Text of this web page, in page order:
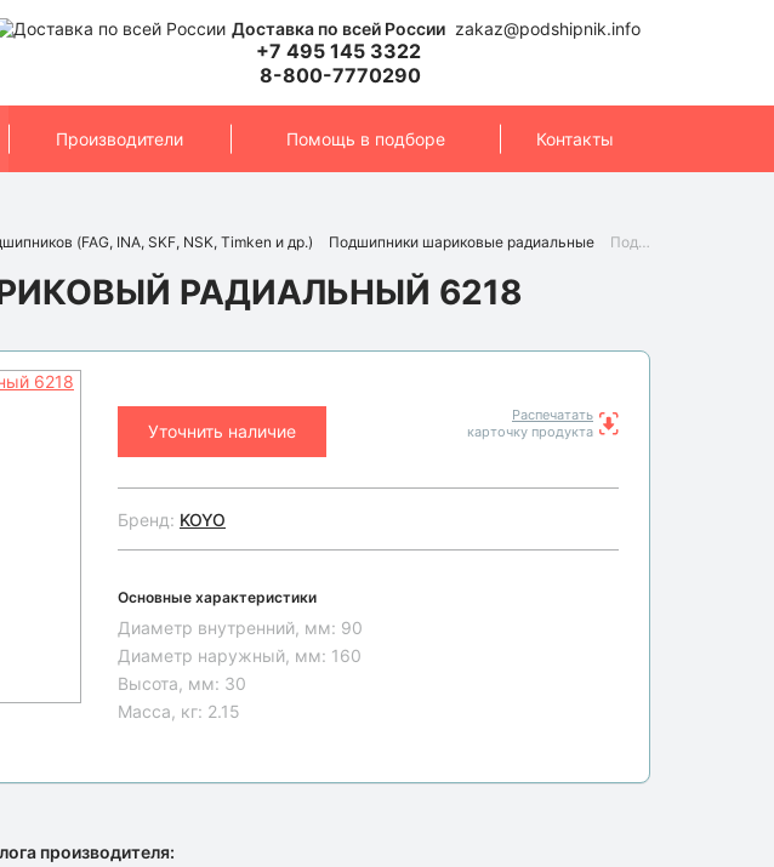
Доставка по всей России zakaz@podshipnik.info
+7 495 145 3322
8-800-7770290
Производители Помощь в подборе Контакты
(FAG, INA, SKF, NSK, Timken и др.) Подшипники шариковые радиальные Подшипник 6218 (KOYO)
РАДИАЛЬНЫЙ 6218
Уточнить наличие
Распечатать
карточку продукта
Бренд: KOYO
Основные характеристики
Диаметр внутренний, мм: 90
Диаметр наружный, мм: 160
Высота, мм: 30
Масса, кг: 2.15
производителя: